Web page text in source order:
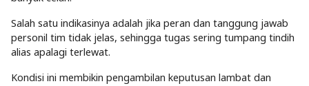
Salah satu indikasinya adalah jika peran dan tanggung jawab
personil tim tidak jelas, sehingga tugas sering tumpang tindih
alias apalagi terlewat.
Kondisi ini membikin pengambilan keputusan lambat dan